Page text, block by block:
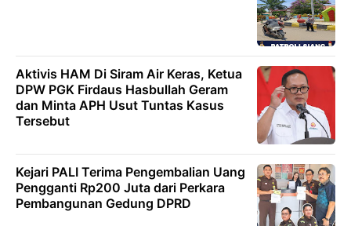
Aktivis HAM Di Siram Air Keras, Ketua
DPW PGK Firdaus Hasbullah Geram
dan Minta APH Usut Tuntas Kasus
Tersebut
Kejari PALI Terima Pengembalian Uang
Pengganti Rp200 Juta dari Perkara
Pembangunan Gedung DPRD